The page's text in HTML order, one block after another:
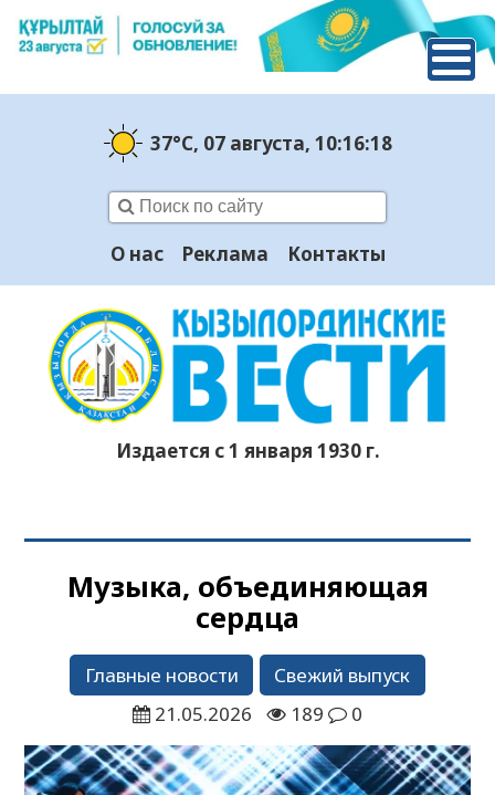
37°C, 07 августа, 10:16:19
О нас Реклама Контакты
Издается с 1 января 1930 г.
Музыка, объединяющая
сердца
Главные новости
Свежий выпуск
21.05.2026
189 0